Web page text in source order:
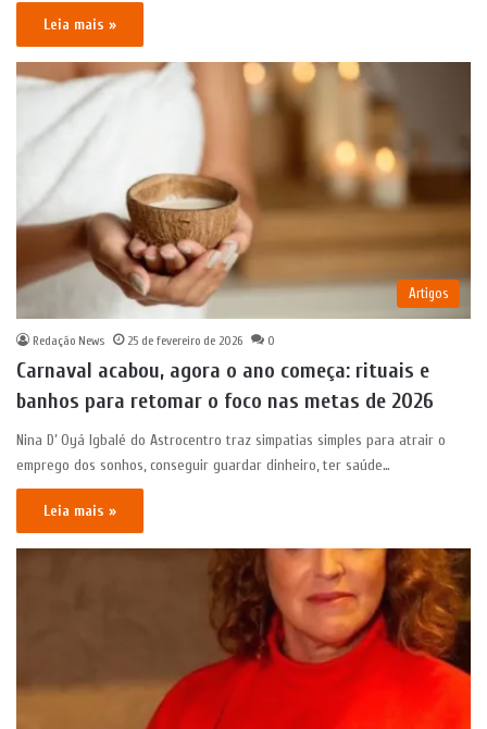
Leia mais »
Artigos
Redação News 25 de fevereiro de 2026 0
Carnaval acabou, agora o ano começa: rituais e
banhos para retomar o foco nas metas de 2026
Nina D’ Oyá Igbalé do Astrocentro traz simpatias simples para atrair o
emprego dos sonhos, conseguir guardar dinheiro, ter saúde…
Leia mais »